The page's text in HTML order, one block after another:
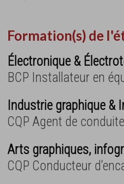
Formation(s) de
Électronique &
BCP Installateur en
Industrie graphique &
CQP Agent de
Arts graphiques,
CQP Conducteur